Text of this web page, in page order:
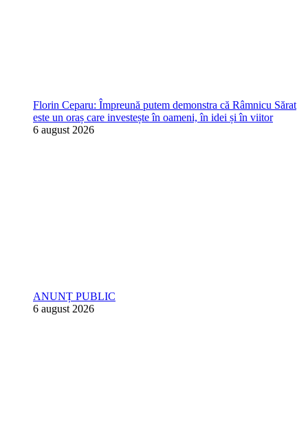
Florin Ceparu: Împreună putem demonstra că Râmnicu Sărat
este un oraș care investește în oameni, în idei și în viitor
6 august 2026
ANUNȚ PUBLIC
6 august 2026